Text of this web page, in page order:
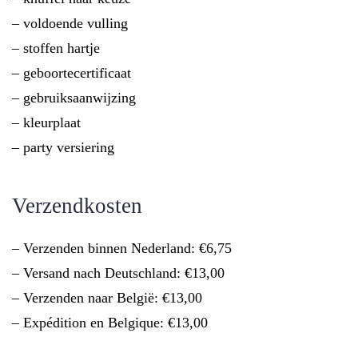
– voldoende vulling
– stoffen hartje
– geboortecertificaat
– gebruiksaanwijzing
– kleurplaat
– party versiering
Verzendkosten
– Verzenden binnen Nederland: €6,75
– Versand nach Deutschland: €13,00
– Verzenden naar België: €13,00
– Expédition en Belgique: €13,00